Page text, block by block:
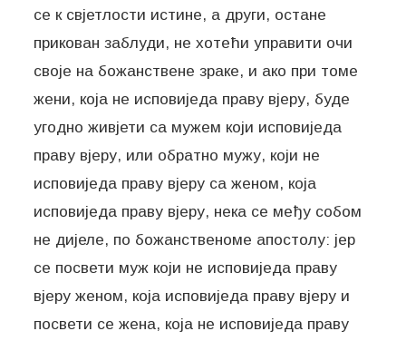
се к свјетлости истине, а други, остане
прикован заблуди, не хотећи управити очи
своје на божанствене зраке, и ако при томе
жени, која не исповиједа праву вјеру, буде
угодно живјети са мужем који исповиједа
праву вјеру, или обратно мужу, који не
исповиједа праву вјеру са женом, која
исповиједа праву вјеру, нека се међу собом
не дијеле, по божанственоме апостолу: јер
се посвети муж који не исповиједа праву
вјеру женом, која исповиједа праву вјеру и
посвети се жена, која не исповиједа праву